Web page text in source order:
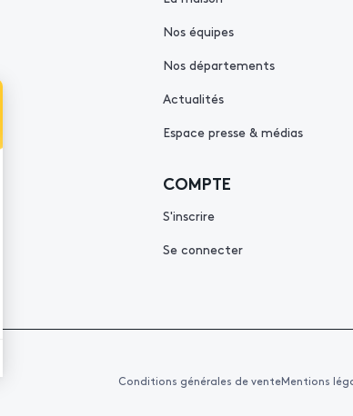
Nos équipes
Nos départements
Actualités
Espace presse & médias
COMPTE
S'inscrire
Se connecter
Conditions générales de venteMentions